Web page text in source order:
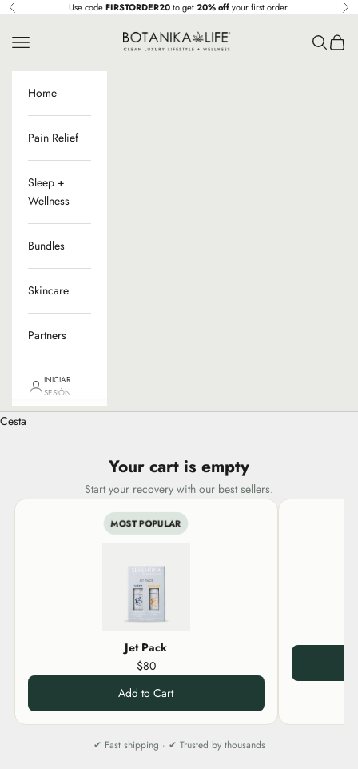
Ir al contenido
Anterior Use codeFIRSTORDER20to get20% offyour first order.
Botanika Life
Menú Buscar
Cesta
Home
Pain Relief
Sleep +
Wellness
Bundles
Skincare
Partners
INICIAR
SESIÓN
Cesta
Your cart is empty
Start your recovery with our best sellers.
MOST POPULAR
Jet Pack
$80
Add to Cart
✔ Fast shipping · ✔ Trusted by thousands